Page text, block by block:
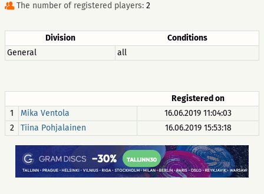
The number of registered players: 2
Division
Conditions
General
all
Registered on
1
Mika Ventola
16.06.2019 11:04:03
2
Tiina Pohjalainen 16.06.2019 15:53:18